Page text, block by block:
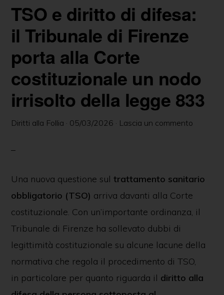
o
o
k
g
er
p
p
n
di
TSO e diritto di difesa:
il Tribunale di Firenze
porta alla Corte
costituzionale un nodo
irrisolto della legge 833
Diritti alla Follia · 05/03/2026 · Lascia un commento
Una nuova questione sul trattamento sanitario
obbligatorio (TSO) arriva davanti alla Corte
costituzionale. Con un’importante ordinanza, il
Tribunale di Firenze ha sollevato dubbi di
legittimità costituzionale su alcune lacune della
normativa che regola il procedimento di TSO,
in particolare per quanto riguarda il diritto alla